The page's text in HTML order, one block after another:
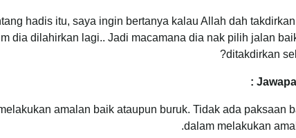
hadis itu, saya ingin bertanya kalau Allah dah
dia dilahirkan lagi.. Jadi macamana dia nak pilih jalan
ditakdirkan
amalan baik ataupun buruk. Tidak ada paksaan
dalam melakukan